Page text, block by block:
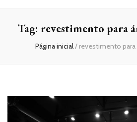
Tag: revestimento para
Página inicial/ revestimento para